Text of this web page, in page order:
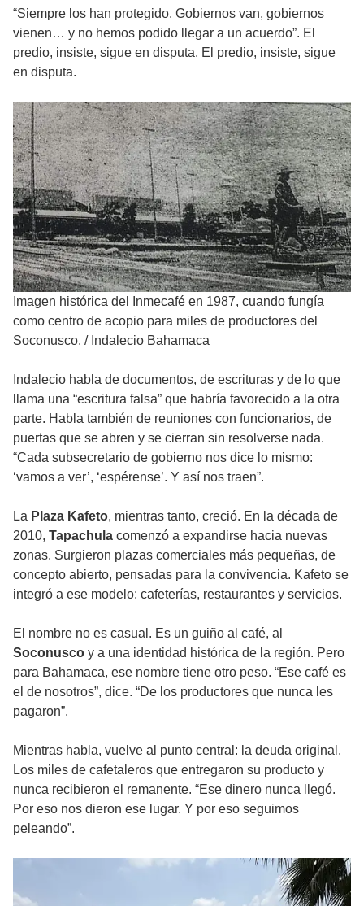
“Siempre los han protegido. Gobiernos van, gobiernos
vienen… y no hemos podido llegar a un acuerdo”. El
predio, insiste, sigue en disputa. El predio, insiste, sigue
en disputa.
Imagen histórica del Inmecafé en 1987, cuando fungía
como centro de acopio para miles de productores del
Soconusco. / Indalecio Bahamaca
Indalecio habla de documentos, de escrituras y de lo que
llama una “escritura falsa” que habría favorecido a la otra
parte. Habla también de reuniones con funcionarios, de
puertas que se abren y se cierran sin resolverse nada.
“Cada subsecretario de gobierno nos dice lo mismo:
‘vamos a ver’, ‘espérense’. Y así nos traen”.
La Plaza Kafeto, mientras tanto, creció. En la década de
2010, Tapachula comenzó a expandirse hacia nuevas
zonas. Surgieron plazas comerciales más pequeñas, de
concepto abierto, pensadas para la convivencia. Kafeto se
integró a ese modelo: cafeterías, restaurantes y servicios.
El nombre no es casual. Es un guiño al café, al
Soconusco y a una identidad histórica de la región. Pero
para Bahamaca, ese nombre tiene otro peso. “Ese café es
el de nosotros”, dice. “De los productores que nunca les
pagaron”.
Mientras habla, vuelve al punto central: la deuda original.
Los miles de cafetaleros que entregaron su producto y
nunca recibieron el remanente. “Ese dinero nunca llegó.
Por eso nos dieron ese lugar. Y por eso seguimos
peleando”.